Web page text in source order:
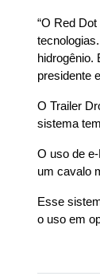
“O Red
hidrogênio.
presidente
O Trailer
sistema
O uso de
um cavalo
Esse
o uso em